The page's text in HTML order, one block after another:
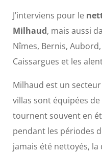
J’interviens pour le
Milhaud, mais aussi
Nîmes, Bernis,
Caissargues et les
Milhaud est un
villas sont équipées
tournent souvent en
pendant les périodes
jamais été nettoyés,